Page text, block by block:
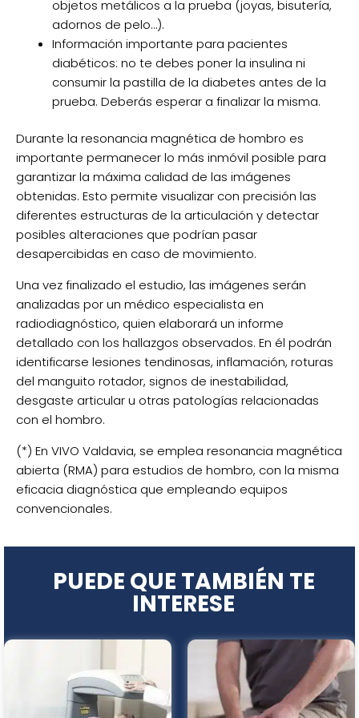
objetos metálicos a la prueba (joyas, bisutería,
adornos de pelo…).
Información importante para pacientes
diabéticos: no te debes poner la insulina ni
consumir la pastilla de la diabetes antes de la
prueba. Deberás esperar a finalizar la misma.
Durante la resonancia magnética de hombro es
importante permanecer lo más inmóvil posible para
garantizar la máxima calidad de las imágenes
obtenidas. Esto permite visualizar con precisión las
diferentes estructuras de la articulación y detectar
posibles alteraciones que podrían pasar
desapercibidas en caso de movimiento.
Una vez finalizado el estudio, las imágenes serán
analizadas por un médico especialista en
radiodiagnóstico, quien elaborará un informe
detallado con los hallazgos observados. En él podrán
identificarse lesiones tendinosas, inflamación, roturas
del manguito rotador, signos de inestabilidad,
desgaste articular u otras patologías relacionadas
con el hombro.
(*) En VIVO Valdavia, se emplea resonancia magnética
abierta (RMA) para estudios de hombro, con la misma
eficacia diagnóstica que empleando equipos
convencionales.
PUEDE QUE TAMBIÉN TE
INTERESE
producto
tiene
múltiples
Este
producto
tiene
múltiples